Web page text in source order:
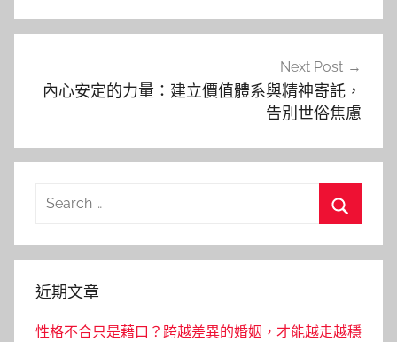
覽
Next Post
內心安定的力量：建立價值體系與精神寄託，
告別世俗焦慮
Search
近期文章
性格不合只是藉口？跨越差異的婚姻，才能越走越穩